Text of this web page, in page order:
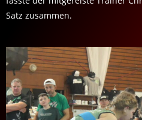
Satz zusammen.